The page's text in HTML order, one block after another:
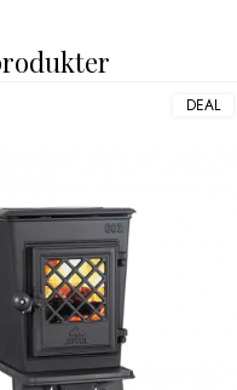
DEAL